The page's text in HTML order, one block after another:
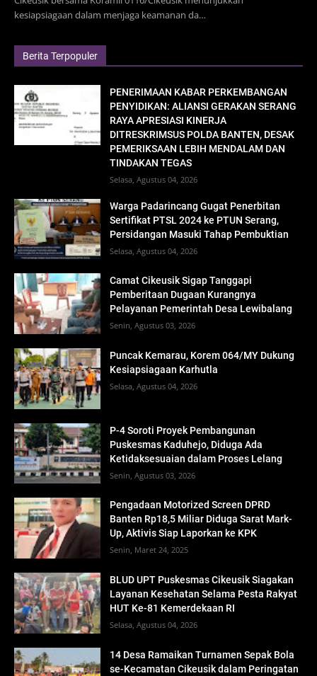
kesiapsiagaan dalam menjaga keamanan da…
Berita Terpopuler
PENERIMAAN KABAR PERKEMBANGAN
PENYIDIKAN: ALIANSI GERAKAN SERANG
RAYA APRESIASI KINERJA
DITRESKRIMSUS POLDA BANTEN, DESAK
PEMERIKSAAN LEBIH MENDALAM DAN
TINDAKAN TEGAS
Selasa, Agustus 04, 2026
Warga Padarincang Gugat Penerbitan
Sertifikat PTSL 2024 ke PTUN Serang,
Persidangan Masuki Tahap Pembuktian
Selasa, Agustus 04, 2026
Camat Cikeusik Sigap Tanggapi
Pemberitaan Dugaan Kurangnya
Pelayanan Pemerintah Desa Lewibalang
Senin, Agustus 03, 2026
Puncak Kemarau, Korem 064/MY Dukung
Kesiapsiagaan Karhutla
Selasa, Agustus 04, 2026
P-4 Soroti Proyek Pembangunan
Puskesmas Kaduhejo, Diduga Ada
Ketidaksesuaian dalam Proses Lelang
Senin, Agustus 03, 2026
Pengadaan Motorized Screen DPRD
Banten Rp18,5 Miliar Diduga Sarat Mark-
Up, Aktivis Siap Laporkan ke KPK
Senin, Maret 24, 2025
BLUD UPT Puskesmas Cikeusik Siagakan
Layanan Kesehatan Selama Pesta Rakyat
HUT Ke-81 Kemerdekaan RI
Selasa, Agustus 04, 2026
14 Desa Ramaikan Turnamen Sepak Bola
se-Kecamatan Cikeusik dalam Peringatan